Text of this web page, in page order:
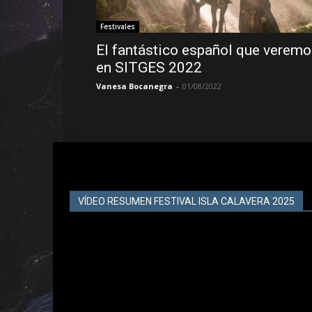
Festivales
El fantástico español que
en SITGES 2022
Vanesa Bocanegra - 01/08/2022
VÍDEO RESUMEN FESTIVAL ISLA CALAVERA 2025